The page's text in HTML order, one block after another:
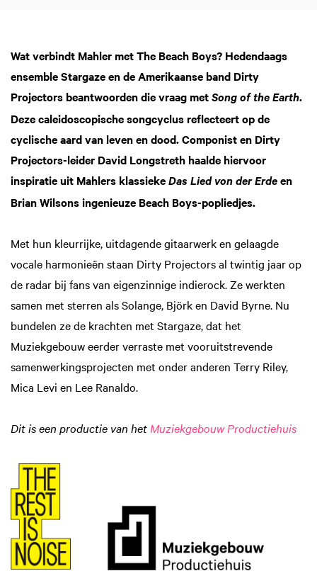
Wat verbindt Mahler met The Beach Boys? Hedendaags
ensemble Stargaze en de Amerikaanse band Dirty
Projectors beantwoorden die vraag met Song of the Earth.
Deze caleidoscopische songcyclus reflecteert op de
cyclische aard van leven en dood. Componist en Dirty
Projectors-leider David Longstreth haalde hiervoor
inspiratie uit Mahlers klassieke Das Lied von der Erde en
Brian Wilsons ingenieuze Beach Boys-popliedjes.
Met hun kleurrijke, uitdagende gitaarwerk en gelaagde
vocale harmonieën staan Dirty Projectors al twintig jaar op
de radar bij fans van eigenzinnige indierock. Ze werkten
samen met sterren als Solange, Björk en David Byrne. Nu
bundelen ze de krachten met Stargaze, dat het
Muziekgebouw eerder verraste met vooruitstrevende
samenwerkingsprojecten met onder anderen Terry Riley,
Mica Levi en Lee Ranaldo.
Dit is een productie van het Muziekgebouw Productiehuis